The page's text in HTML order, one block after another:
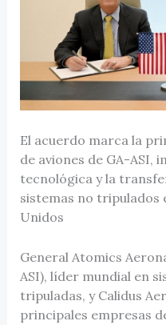
El acuerdo marca la
de aviones de GA-ASI,
tecnológica y la
sistemas no tripulados
Unidos
General Atomics
ASI), líder mundial en
tripuladas, y Calidus
principales empresas